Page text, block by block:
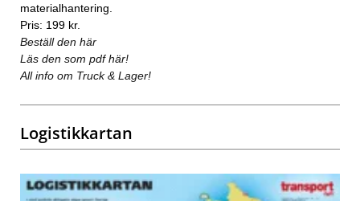
materialhantering.
Pris: 199 kr.
Beställ den här
Läs den som pdf här!
All info om Truck & Lager!
Logistikkartan